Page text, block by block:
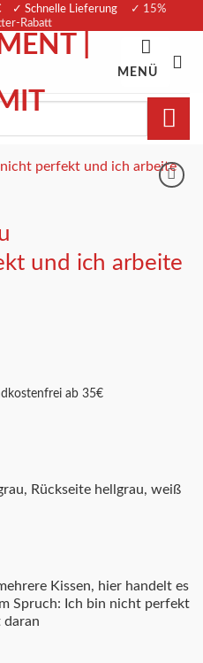
€ ✓ Schnelle Lieferung
✓ 15%
Rabatt
MENÜ
Merkliste
und ich arbeite
ab 35€
Rückseite hellgrau, weiß
Kissen, hier handelt es
Spruch: Ich bin nicht perfekt
daran